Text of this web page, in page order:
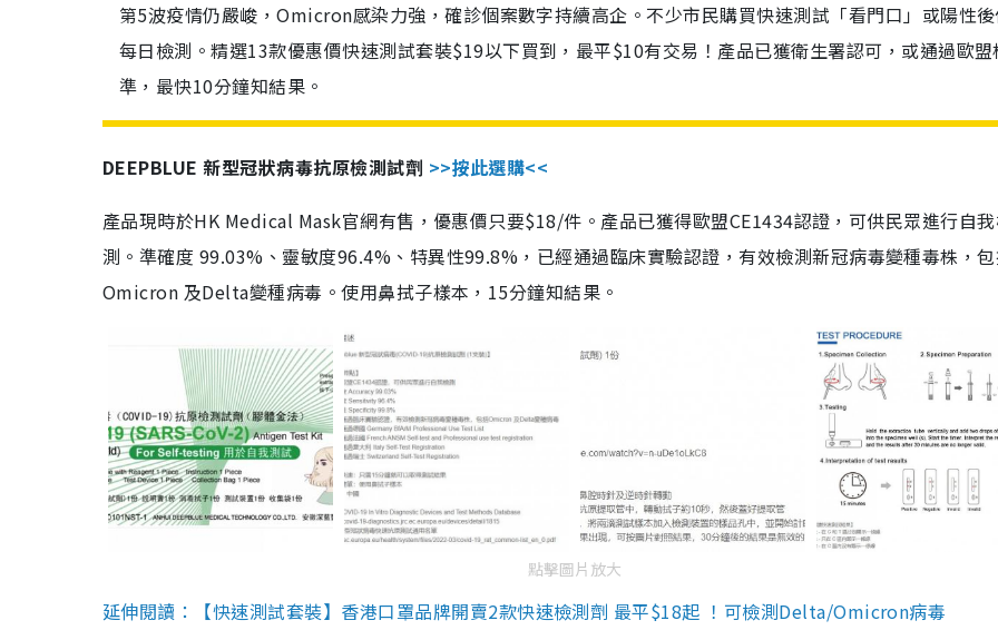
第5波疫情仍嚴峻，Omicron感染力強，確診個案數字持續高企。不少市民購買快速測試「看門口」或陽性
每日檢測。精選13款優惠價快速測試套裝$19以下買到，最平$10有交易！產品已獲衛生署認可，或通過歐盟
準，最快10分鐘知結果。
DEEPBLUE 新型冠狀病毒抗原檢測試劑 >>按此選購<<
產品現時於HK Medical Mask官網有售，優惠價只要$18/件。產品已獲得歐盟CE1434認證，可供民眾進行自
測。準確度 99.03%、靈敏度96.4%、特異性99.8%，已經通過臨床實驗認證，有效檢測新冠病毒變種毒株，
Omicron 及Delta變種病毒。使用鼻拭子樣本，15分鐘知結果。
點擊圖片放大
延伸閱讀：【快速測試套裝】香港口罩品牌開賣2款快速檢測劑 最平$18起 ！可檢測Delta/Omicron病毒